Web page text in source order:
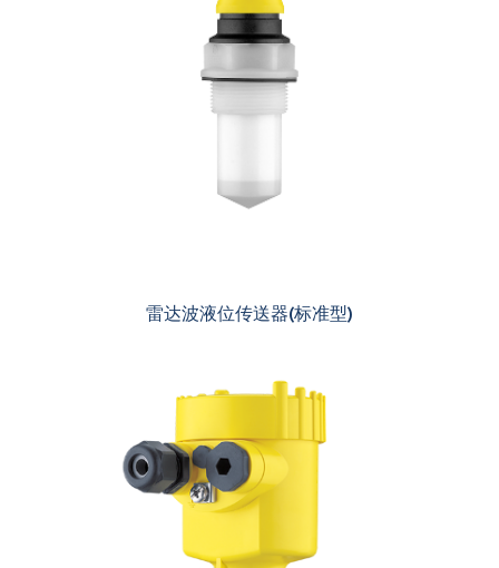
雷达波液位传送器(标准型)